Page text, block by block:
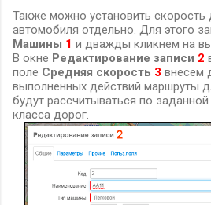
Также можно установить скорость
автомобиля отдельно. Для этого
Машины 1 и дважды кликнем на
В окне Редактирование записи 2
поле Средняя скорость 3 внесем
выполненных действий маршруты
будут рассчитываться по
класса дорог.